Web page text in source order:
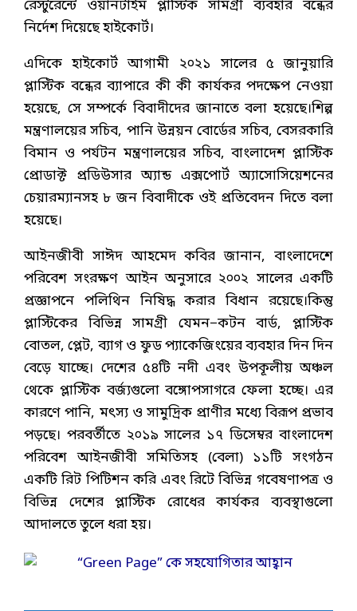
রেস্টুরেন্টে ওয়ানটাইম প্লাস্টিক সামগ্রী ব্যবহার বন্ধের
নির্দেশ দিয়েছে হাইকোর্ট।
এদিকে হাইকোর্ট আগামী ২০২১ সালের ৫ জানুয়ারি
প্লাস্টিক বন্ধের ব্যাপারে কী কী কার্যকর পদক্ষেপ নেওয়া
হয়েছে, সে সম্পর্কে বিবাদীদের জানাতে বলা হয়েছে।শিল্প
মন্ত্রণালয়ের সচিব, পানি উন্নয়ন বোর্ডের সচিব, বেসরকারি
বিমান ও পর্যটন মন্ত্রণালয়ের সচিব, বাংলাদেশ প্লাস্টিক
প্রোডাক্ট প্রডিউসার অ্যান্ড এক্সপোর্ট অ্যাসোসিয়েশনের
চেয়ারম্যানসহ ৮ জন বিবাদীকে ওই প্রতিবেদন দিতে বলা
হয়েছে।
আইনজীবী সাঈদ আহমেদ কবির জানান, বাংলাদেশে
পরিবেশ সংরক্ষণ আইন অনুসারে ২০০২ সালের একটি
প্রজ্ঞাপনে পলিথিন নিষিদ্ধ করার বিধান রয়েছে।কিন্তু
প্লাস্টিকের বিভিন্ন সামগ্রী যেমন−কটন বার্ড, প্লাস্টিক
বোতল, প্লেট, ব্যাগ ও ফুড প্যাকেজিংয়ের ব্যবহার দিন দিন
বেড়ে যাচ্ছে। দেশের ৫৪টি নদী এবং উপকূলীয় অঞ্চল
থেকে প্লাস্টিক বর্জ্যগুলো বঙ্গোপসাগরে ফেলা হচ্ছে। এর
কারণে পানি, মৎস্য ও সামুদ্রিক প্রাণীর মধ্যে বিরূপ প্রভাব
পড়ছে। পরবর্তীতে ২০১৯ সালের ১৭ ডিসেম্বর বাংলাদেশ
পরিবেশ আইনজীবী সমিতিসহ (বেলা) ১১টি সংগঠন
একটি রিট পিটিশন করি এবং রিটে বিভিন্ন গবেষণাপত্র ও
বিভিন্ন দেশের প্লাস্টিক রোধের কার্যকর ব্যবস্থাগুলো
আদালতে তুলে ধরা হয়।